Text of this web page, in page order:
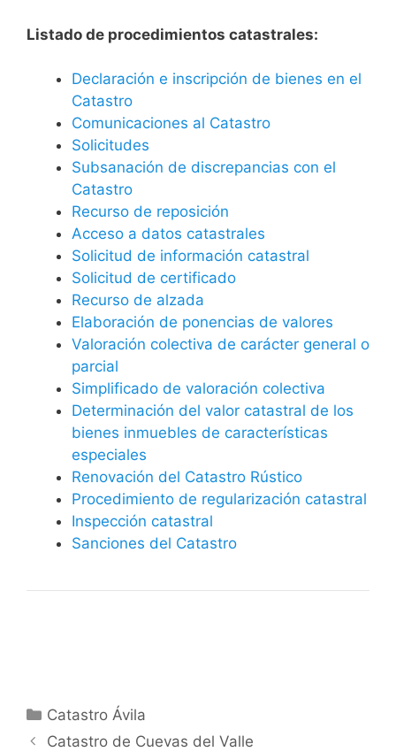
Listado de procedimientos catastrales:
Declaración e inscripción de bienes en el
Catastro
Comunicaciones al Catastro
Solicitudes
Subsanación de discrepancias con el
Catastro
Recurso de reposición
Acceso a datos catastrales
Solicitud de información catastral
Solicitud de certificado
Recurso de alzada
Elaboración de ponencias de valores
Valoración colectiva de carácter general o
parcial
Simplificado de valoración colectiva
Determinación del valor catastral de los
bienes inmuebles de características
especiales
Renovación del Catastro Rústico
Procedimiento de regularización catastral
Inspección catastral
Sanciones del Catastro
Categorías
Catastro Ávila
Catastro de Cuevas del Valle